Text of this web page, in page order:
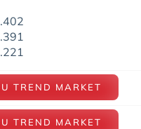
TREND MARKET
TREND MARKET